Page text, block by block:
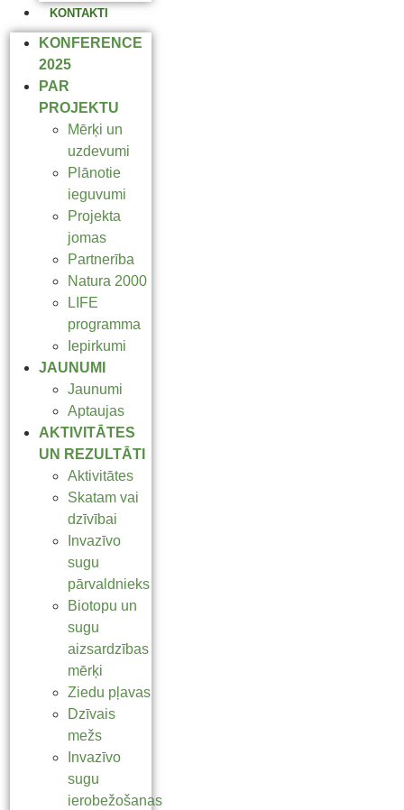
KONTAKTI
KONFERENCE
2025
PAR
PROJEKTU
Mērķi un
uzdevumi
Plānotie
ieguvumi
Projekta
jomas
Partnerība
Natura 2000
LIFE
programma
Iepirkumi
JAUNUMI
Jaunumi
Aptaujas
AKTIVITĀTES
UN REZULTĀTI
Aktivitātes
Skatam vai
dzīvībai
Invazīvo
sugu
pārvaldnieks
Biotopu un
sugu
aizsardzības
mērķi
Ziedu pļavas
Dzīvais
mežs
Invazīvo
sugu
ierobežošanas